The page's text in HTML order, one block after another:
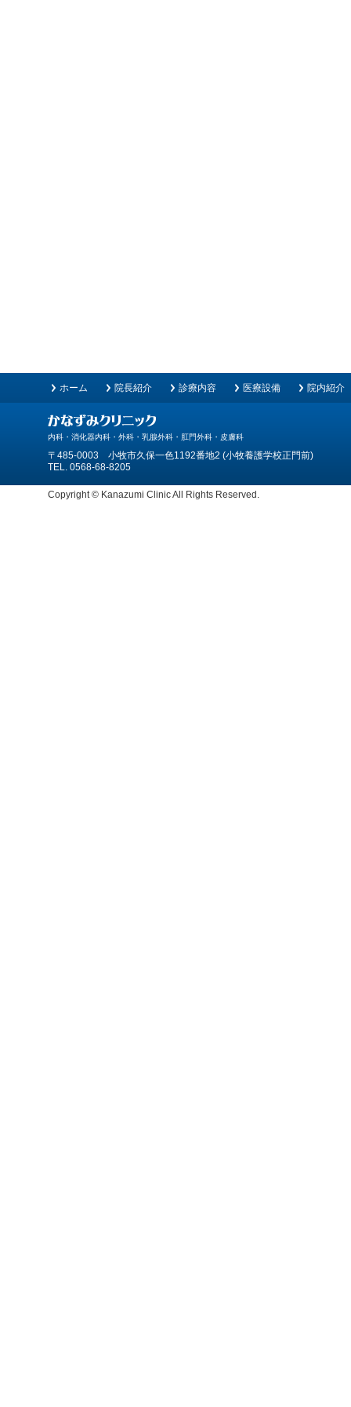
ホーム 院長紹介 診療内容 医療設備 院内紹介
内科・消化器内科・外科・乳腺外科・肛門外科・皮膚科
〒485-0003 小牧市久保一色1192番地2 (小牧養護学校正門前)
TEL. 0568-68-8205
Copyright © Kanazumi Clinic All Rights Reserved.